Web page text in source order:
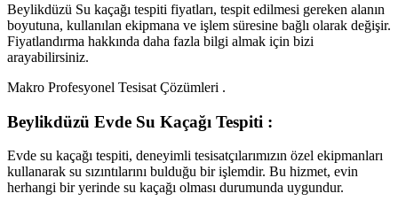
Beylikdüzü Su kaçağı tespiti fiyatları, tespit edilmesi gereken alanın
boyutuna, kullanılan ekipmana ve işlem süresine bağlı olarak değişir.
Fiyatlandırma hakkında daha fazla bilgi almak için bizi
arayabilirsiniz.
Makro Profesyonel Tesisat Çözümleri .
Beylikdüzü Evde Su Kaçağı Tespiti :
Evde su kaçağı tespiti, deneyimli tesisatçılarımızın özel ekipmanları
kullanarak su sızıntılarını bulduğu bir işlemdir. Bu hizmet, evin
herhangi bir yerinde su kaçağı olması durumunda uygundur.